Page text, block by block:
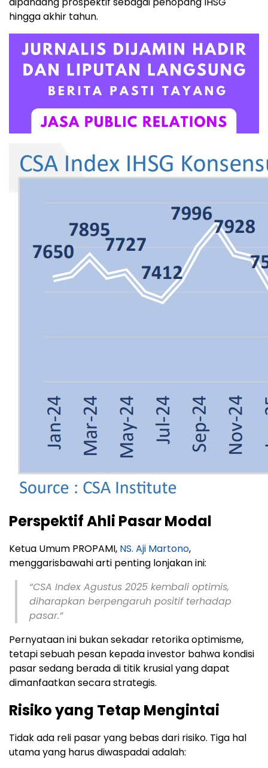
hingga akhir tahun.
Perspektif Ahli Pasar Modal
Ketua Umum PROPAMI, NS. Aji Martono,
menggarisbawahi arti penting lonjakan ini:
“CSA Index Agustus 2025 kembali optimis,
diharapkan berpengaruh positif terhadap
pasar.”
Pernyataan ini bukan sekadar retorika optimisme,
tetapi sebuah pesan kepada investor bahwa kondisi
pasar sedang berada di titik krusial yang dapat
dimanfaatkan secara strategis.
Risiko yang Tetap Mengintai
Tidak ada reli pasar yang bebas dari risiko. Tiga hal
utama yang harus diwaspadai adalah: